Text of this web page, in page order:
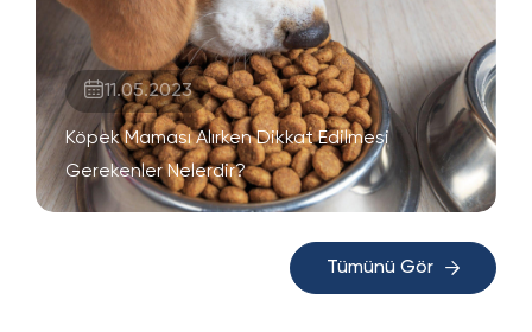
11.05.2023
Köpek Maması Alırken Dikkat Edilmesi
Gerekenler Nelerdir?
Tümünü Gör